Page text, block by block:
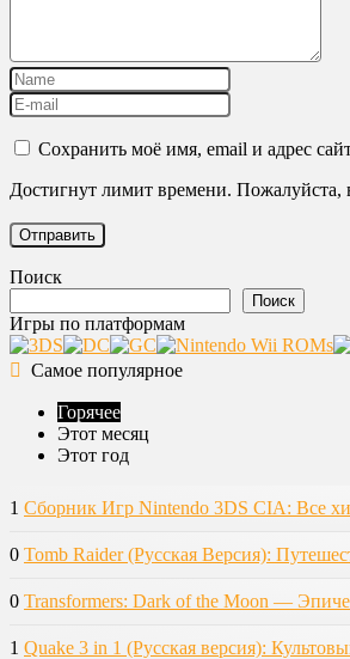
Сохранить моё имя, email и адрес
Достигнут лимит времени. Пожалуйста,
Поиск
Поиск
Игры по платформам
Самое популярное
Горячее
Этот месяц
Этот год
1 Сборник Игр Nintendo 3DS CIA: Все
0 Tomb Raider (Русская Версия):
0 Transformers: Dark of the Moon —
1 Quake 3 in 1 (Русская версия):